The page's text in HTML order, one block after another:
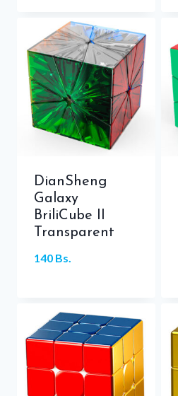
DianSheng
Galaxy
BriliCube II
Transparent
140 Bs.